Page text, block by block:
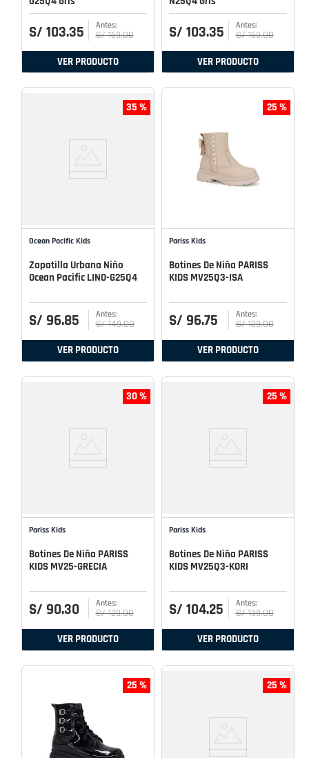
S/ 103.35 S/ 159.00
VER PRODUCTO
S/ 103.35 S/ 159.00
VER PRODUCTO
35 %
Ocean Pacific Kids
Zapatilla Urbana Niño
Ocean Pacific LINO-G25Q4
S/ 96.85 S/ 149.00
VER PRODUCTO
25 %
Pariss Kids
Botines De Niña PARISS
KIDS MV25Q3-ISA
S/ 96.75 S/ 129.00
VER PRODUCTO
30 %
Pariss Kids
Botines De Niña PARISS
KIDS MV25-GRECIA
S/ 90.30 S/ 129.00
VER PRODUCTO
25 %
Pariss Kids
Botines De Niña PARISS
KIDS MV25Q3-KORI
S/ 104.25 S/ 139.00
VER PRODUCTO
25 % 25 %